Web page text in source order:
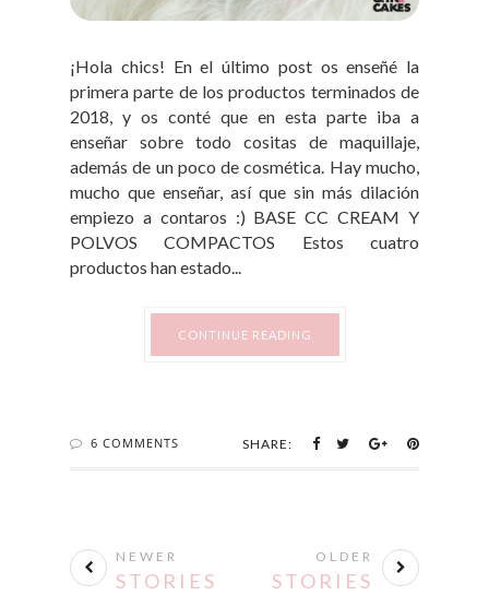
¡Hola chics! En el último post os enseñé la
primera parte de los productos terminados de
2018, y os conté que en esta parte iba a
enseñar sobre todo cositas de maquillaje,
además de un poco de cosmética. Hay mucho,
mucho que enseñar, así que sin más dilación
empiezo a contaros :) BASE CC CREAM Y
POLVOS COMPACTOS Estos cuatro
productos han estado...
CONTINUE READING
6 COMMENTS SHARE:
NEWER
STORIES
OLDER
STORIES